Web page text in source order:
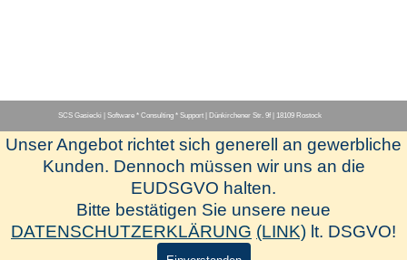
Menü überspringen
[Herstellerseite-www.hapak.de]
[Newsletter-Anmeldung]
[SCS-Fernwartung]
SCS Gasiecki | Software * Consulting * Support | Dünkirchener Str. 9f | 18109 Rostock
Unser Angebot richtet sich generell an gewerbliche
Kunden. Dennoch müssen wir uns an die
EUDSGVO halten.
Bitte bestätigen Sie unsere neue
DATENSCHUTZERKLÄRUNG (LINK) lt. DSGVO!